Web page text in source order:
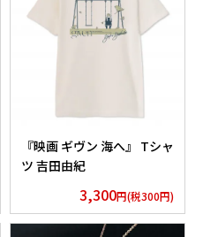
『映画 ギヴン 海へ』 Tシャ
ツ 吉田由紀
3,300円(税300円)